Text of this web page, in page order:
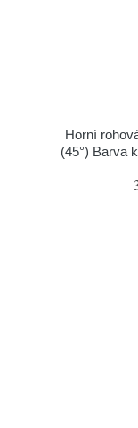
Horní
(45°) Barva